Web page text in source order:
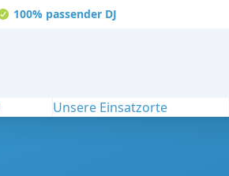
100% passender DJ
Unsere Einsatzorte